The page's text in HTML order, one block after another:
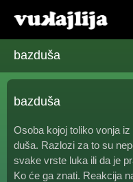
bazduša
bazduša
Osoba kojoj toliko vonja
duša. Razlozi za to su
svake vrste luka ili da je
Ko će ga znati. Reakcija